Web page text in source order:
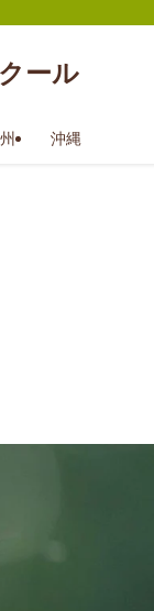
ール
沖縄